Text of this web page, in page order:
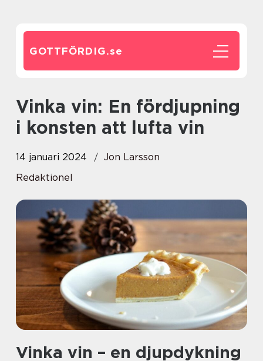
GOTTFÖRDIG.se
Vinka vin: En fördjupning
i konsten att lufta vin
14 januari 2024
Jon Larsson
Redaktionel
Vinka vin – en djupdykning